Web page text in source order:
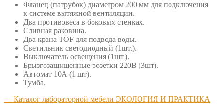
Фланец (патрубок) диаметром 200 мм для подключения
к системе вытяжной вентиляции.
Два противовеса в боковых стенках.
Сливная раковина.
Два крана TOF для подвода воды.
Светильник светодиодный (1шт.).
Выключатель освещения (1шт.).
Брызгозащищенные розетки 220В (3шт).
Автомат 10А (1 шт).
Тумба.
— Каталог лабораторной мебели ЭКОЛОГИЯ И ПРАКТИКА